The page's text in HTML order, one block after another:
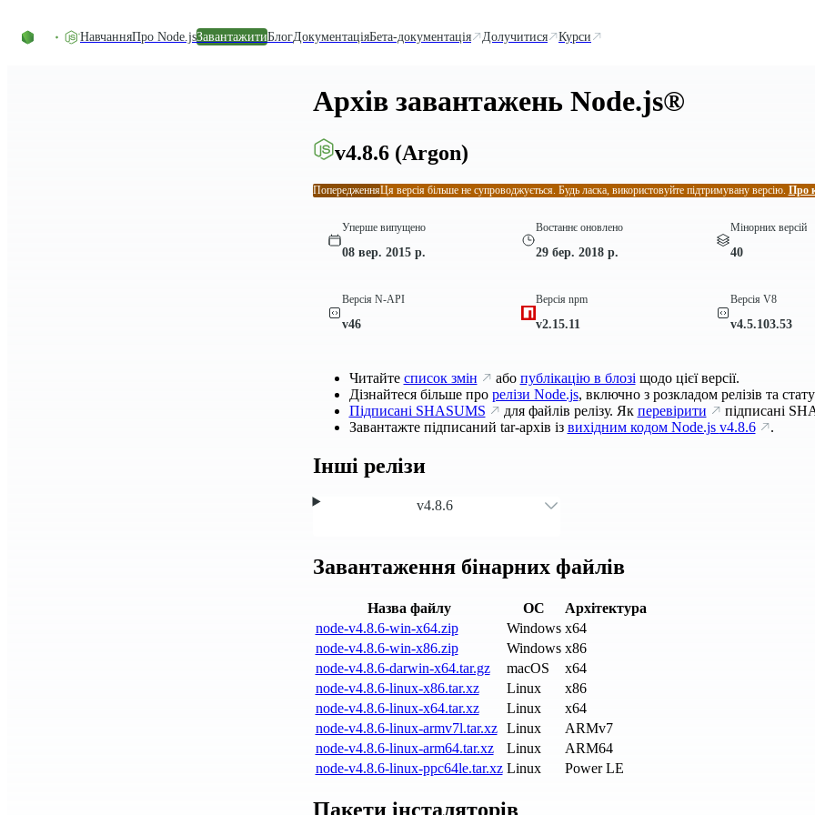
НавчанняПро Node.jsЗавантажитиБлогДокументаціяБета-документація Долучитися Курси
Архів завантажень Node.js®
v4.8.6(Argon)
ПопередженняЦя версія більше не супроводжується. Будь ласка, використовуйте підтримувану версію. Про
Уперше випущено
08 вер. 2015 р.
Востаннє оновлено
29 бер. 2018 р.
Мінорних версій
40
Версія N-API
v46
Версія npm
v2.15.11
Версія V8
v4.5.103.53
Читайте список змін або публікацію в блозі щодо цієї версії.
Дізнайтеся більше про релізи Node.js, включно з розкладом релізів та
Підписані SHASUMS
для файлів релізу. Як перевірити
підписані
Завантажте підписаний tar-архів із вихідним кодом Node.js v4.8.6 .
Інші релізи
v4.8.6
Завантаження бінарних файлів
Назва файлу ОС
Архітектура
node-v4.8.6-win-x64.zip
Windows x64
node-v4.8.6-win-x86.zip
Windows x86
node-v4.8.6-darwin-x64.tar.gz
macOS
x64
node-v4.8.6-linux-x86.tar.xz
Linux
x86
node-v4.8.6-linux-x64.tar.xz
Linux
x64
node-v4.8.6-linux-armv7l.tar.xz
Linux
ARMv7
node-v4.8.6-linux-arm64.tar.xz
Linux
ARM64
node-v4.8.6-linux-ppc64le.tar.xz Linux Power LE
Пакети інсталяторів